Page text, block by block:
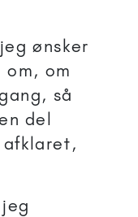
ønsker
om
så
del